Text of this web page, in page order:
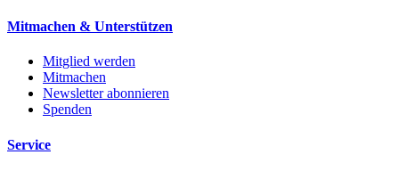
Mitmachen & Unterstützen
Mitglied werden
Mitmachen
Newsletter abonnieren
Spenden
Service